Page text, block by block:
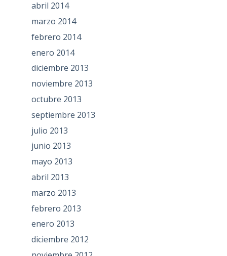
abril 2014
marzo 2014
febrero 2014
enero 2014
diciembre 2013
noviembre 2013
octubre 2013
septiembre 2013
julio 2013
junio 2013
mayo 2013
abril 2013
marzo 2013
febrero 2013
enero 2013
diciembre 2012